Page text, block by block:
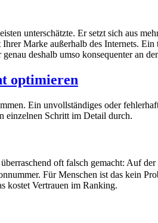
unterschätzte. Er setzt sich aus
Marke außerhalb des Internets.
deshalb umso konsequenter an
optimieren
Ein unvollständiges oder
einzelnen Schritt im Detail durch.
oft falsch gemacht: Auf
Für Menschen ist das kein
kostet Vertrauen im Ranking.